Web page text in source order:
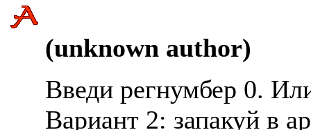
(unknown author)
Введи pегнумбеp 0.
Ваpиант 2: запакуй в